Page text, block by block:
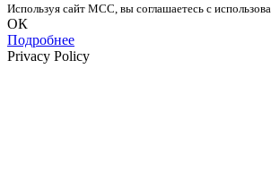
Используя сайт МСС, вы соглашаетесь с
ОК
Подробнее
Privacy Policy